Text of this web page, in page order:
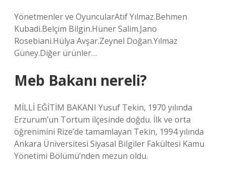
Yönetmenler ve OyuncularAtıf Yılmaz.Behmen
Kubadi.Belçim Bilgin.Hüner Salim.Jano
Rosebiani.Hülya Avşar.Zeynel Doğan.Yılmaz
Güney.Diğer ürünler…
Meb Bakanı nereli?
MİLLİ EĞİTİM BAKANI Yusuf Tekin, 1970 yılında
Erzurum’un Tortum ilçesinde doğdu. İlk ve orta
öğrenimini Rize’de tamamlayan Tekin, 1994 yılında
Ankara Üniversitesi Siyasal Bilgiler Fakültesi Kamu
Yönetimi Bölümü’nden mezun oldu.